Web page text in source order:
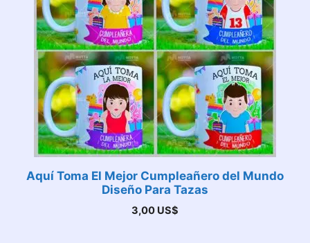
Aquí Toma El Mejor Cumpleañero del Mundo
Diseño Para Tazas
3,00 US$